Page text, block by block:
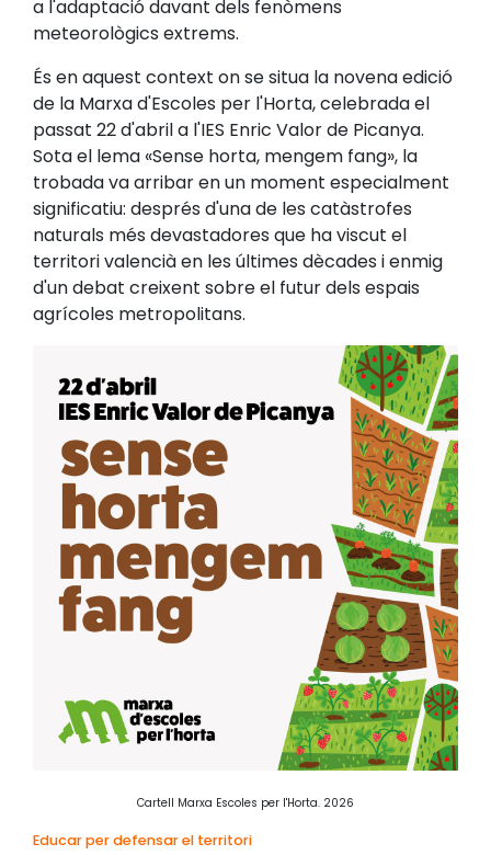
a l'adaptació davant dels fenòmens
meteorològics extrems.
És en aquest context on se situa la novena edició
de la Marxa d'Escoles per l'Horta, celebrada el
passat 22 d'abril a l'IES Enric Valor de Picanya.
Sota el lema «Sense horta, mengem fang», la
trobada va arribar en un moment especialment
significatiu: després d'una de les catàstrofes
naturals més devastadores que ha viscut el
territori valencià en les últimes dècades i enmig
d'un debat creixent sobre el futur dels espais
agrícoles metropolitans.
Cartell Marxa Escoles per l'Horta. 2026
Educar per defensar el territori